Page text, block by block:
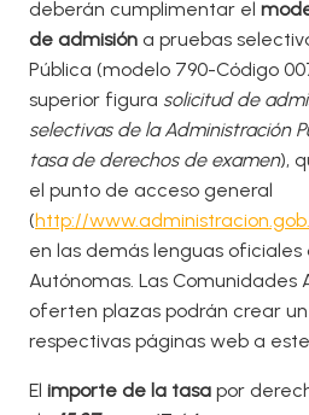
deberán cumplimentar el
de admisión a pruebas
Pública (modelo 790-Código
superior figura solicitud de
selectivas de la Administración
tasa de derechos de examen),
el punto de acceso general
(http://
en las demás lenguas
Autónomas. Las Comunidades
oferten plazas podrán crear
respectivas páginas web a
El importe de la tasa por